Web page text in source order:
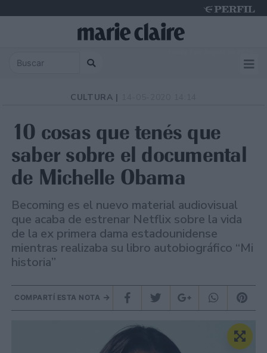
CULTURA |
10 cosas que tenés que
saber sobre el documental
de Michelle Obama
Becoming es el nuevo material audiovisual
que acaba de estrenar Netflix sobre la vida
de la ex primera dama estadounidense
mientras realizaba su libro autobiográfico “Mi
historia”
COMPARTÍ ESTA NOTA